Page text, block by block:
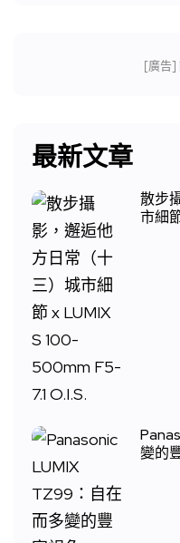
[廣告]
最新文章
散步
市細
變的